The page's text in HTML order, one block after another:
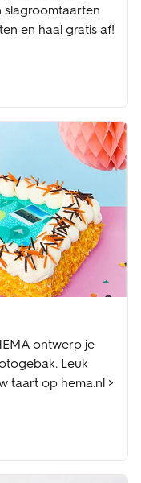
slagroomtaarten
en haal gratis af!
ontwerp je
Leuk
taart op hema.nl >